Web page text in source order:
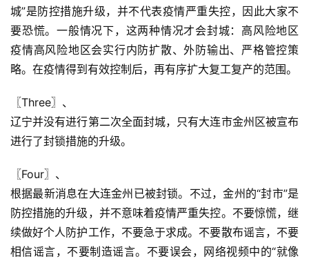
城”是防控措施升级，并不代表疫情严重失控，因此大家不
要恐慌。一般情况下，这两种情况才会封城：高风险地区
疫情高风险地区会实行内防扩散、外防输出、严格管控策
略。在疫情得到有效控制后，再有序扩大复工复产的范围。
〖Three〗、
辽宁并没有进行第二次全面封城，只有大连市金州区被宣布
进行了封锁措施的升级。
〖Four〗、
根据最新消息在大连金州已被封锁。不过，金州的“封市”是
防控措施的升级，并不意味着疫情严重失控。不要惊慌，继
续做好个人防护工作，不要急于求成。不要散布谣言，不要
相信谣言，不要制造谣言。不要误会，网络视频中的“就像